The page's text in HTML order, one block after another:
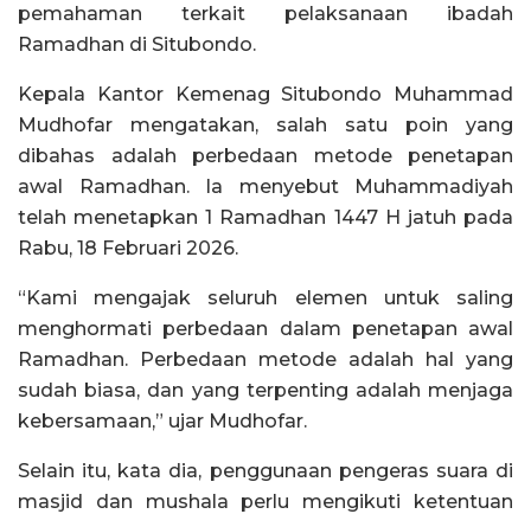
pemahaman terkait pelaksanaan ibadah
Ramadhan di Situbondo.
Kepala Kantor Kemenag Situbondo Muhammad
Mudhofar mengatakan, salah satu poin yang
dibahas adalah perbedaan metode penetapan
awal Ramadhan. Ia menyebut Muhammadiyah
telah menetapkan 1 Ramadhan 1447 H jatuh pada
Rabu, 18 Februari 2026.
“Kami mengajak seluruh elemen untuk saling
menghormati perbedaan dalam penetapan awal
Ramadhan. Perbedaan metode adalah hal yang
sudah biasa, dan yang terpenting adalah menjaga
kebersamaan,” ujar Mudhofar.
Selain itu, kata dia, penggunaan pengeras suara di
masjid dan mushala perlu mengikuti ketentuan